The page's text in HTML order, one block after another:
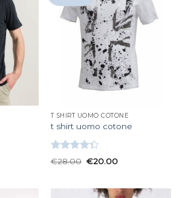
T SHIRT UOMO COTONE
t shirt uomo cotone
Valutato
€28.00 €20.00